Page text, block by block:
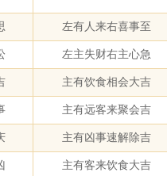
左有人来右喜事至
左主失财右主心急
主有饮食相会大吉
主有远客来聚会吉
主有凶事速解除吉
主有客来饮食大吉